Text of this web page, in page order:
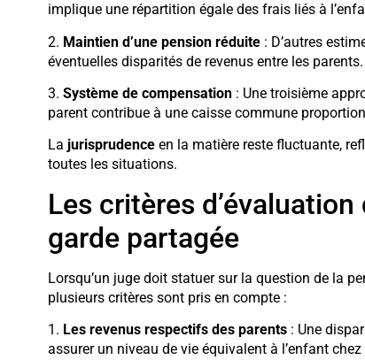
implique une répartition égale des frais liés à
2. Maintien d’une pension réduite: D’autres
éventuelles disparités de revenus entre les parents.
3. Système de compensation: Une troisième
parent contribue à une caisse commune
La jurisprudenceen la matière reste fluctuante,
toutes les situations.
Les critères
garde partagée
Lorsqu’un juge doit statuer sur la question de la
plusieurs critères sont pris en compte :
1. Les revenus respectifs des parents: Une
assurer un niveau de vie équivalent à l’enfant